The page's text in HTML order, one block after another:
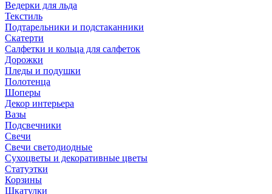
Ведерки для льда
Текстиль
Подтарельники и подстаканники
Скатерти
Салфетки и кольца для салфеток
Дорожки
Пледы и подушки
Полотенца
Шоперы
Декор интерьера
Вазы
Подсвечники
Свечи
Свечи светодиодные
Сухоцветы и декоративные цветы
Статуэтки
Корзины
Шкатулки